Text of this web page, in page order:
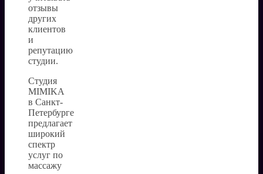
отзывы
других
клиентов
и
репутацию
студии.
Студия
MIMIKA
в Санкт-
Петербурге
предлагает
широкий
спектр
услуг по
массажу